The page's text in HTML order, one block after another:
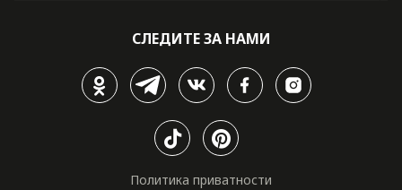
СЛЕДИТЕ ЗА НАМИ
Политика приватности